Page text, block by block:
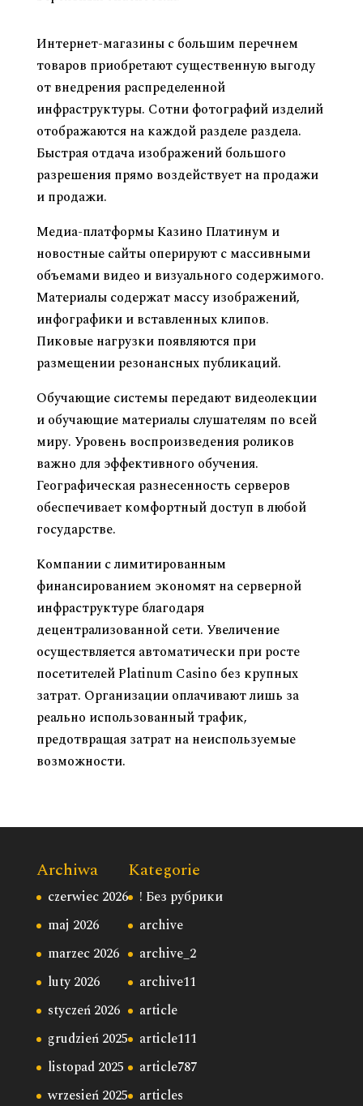
Интернет-магазины с большим перечнем
товаров приобретают существенную выгоду
от внедрения распределенной
инфраструктуры. Сотни фотографий изделий
отображаются на каждой разделе раздела.
Быстрая отдача изображений большого
разрешения прямо воздействует на продажи
и продажи.
Медиа-платформы Казино Платинум и
новостные сайты оперируют с массивными
объемами видео и визуального содержимого.
Материалы содержат массу изображений,
инфографики и вставленных клипов.
Пиковые нагрузки появляются при
размещении резонансных публикаций.
Обучающие системы передают видеолекции
и обучающие материалы слушателям по всей
миру. Уровень воспроизведения роликов
важно для эффективного обучения.
Географическая разнесенность серверов
обеспечивает комфортный доступ в любой
государстве.
Компании с лимитированным
финансированием экономят на серверной
инфраструктуре благодаря
децентрализованной сети. Увеличение
осуществляется автоматически при росте
посетителей Platinum Casino без крупных
затрат. Организации оплачивают лишь за
реально использованный трафик,
предотвращая затрат на неиспользуемые
возможности.
Archiwa
czerwiec 2026
maj 2026
marzec 2026
luty 2026
styczeń 2026
grudzień 2025
listopad 2025
wrzesień 2025
Kategorie
! Без рубрики
archive
archive_2
archive11
article
article111
article787
articles